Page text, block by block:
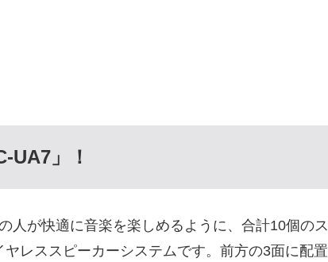
UA7」！
人が快適に音楽を楽しめるように、合計10個のス
レススピーカーシステムです。前方の3面に配置